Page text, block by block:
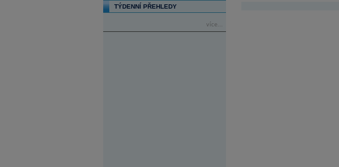
TÝDENNÍ PŘEHLEDY
více...